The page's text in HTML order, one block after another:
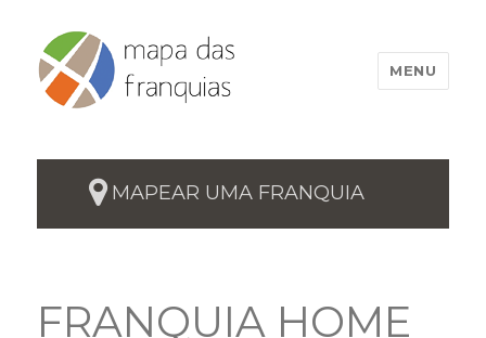
MENU
MAPEAR UMA FRANQUIA
FRANQUIA HOME